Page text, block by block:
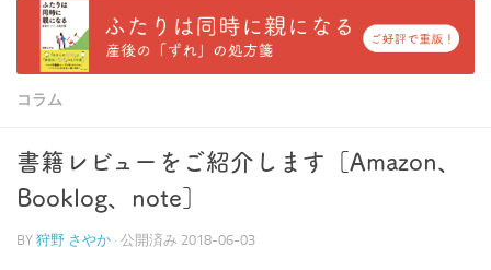
コラム
書籍レビューをご紹介します［Amazon、
Booklog、note］
BY 狩野 さやか · 公開済み 2018-06-03